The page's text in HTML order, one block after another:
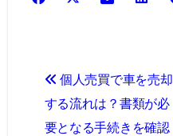
稿
ナ
個人売買で車を売却
する流れは？書類が必
要となる手続きを確認